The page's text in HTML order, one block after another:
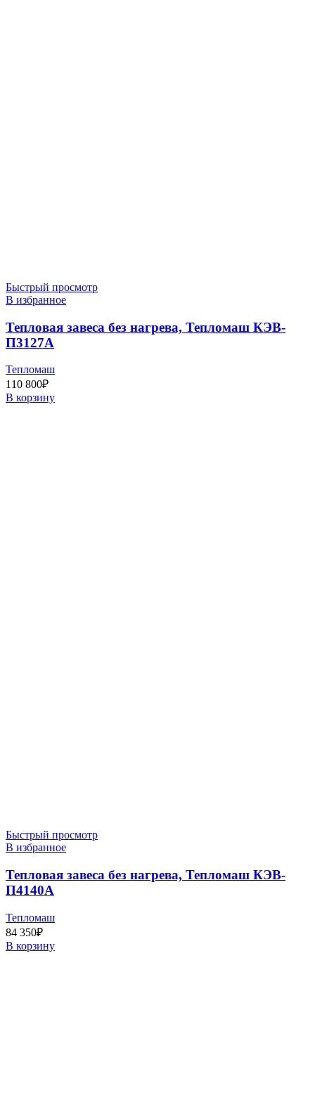
Быстрый просмотр
В избранное
Тепловая завеса без нагрева, Тепломаш КЭВ-
П3127A
Тепломаш
110 800₽
В корзину
Быстрый просмотр
В избранное
Тепловая завеса без нагрева, Тепломаш КЭВ-
П4140А
Тепломаш
84 350₽
В корзину